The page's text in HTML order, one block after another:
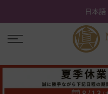
キ
ッ
プ
る
日本語